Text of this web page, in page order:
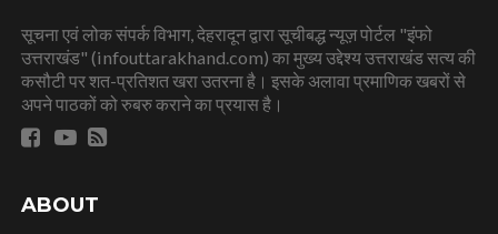
सूचना एवं लोक संपर्क विभाग, देहरादून द्वारा सूचीबद्ध न्यूज़ पोर्टल "इंफो
उत्तराखंड" (infouttarakhand.com) का मुख्य उद्देश्य उत्तराखंड सत्य की
कसौटी पर शत-प्रतिशत खरा उतरना है। इसके अलावा प्रमाणिक खबरों से
अपने पाठकों को रुबरु कराने का प्रयास है।
ABOUT